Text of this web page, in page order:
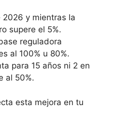
y mientras la
supere el 5%.
reguladora
al 100% u 80%.
para 15 años ni 2 en
al 50%.
esta mejora en tu